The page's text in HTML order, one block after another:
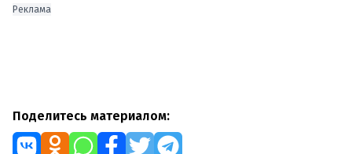
Реклама
Поделитесь материалом: